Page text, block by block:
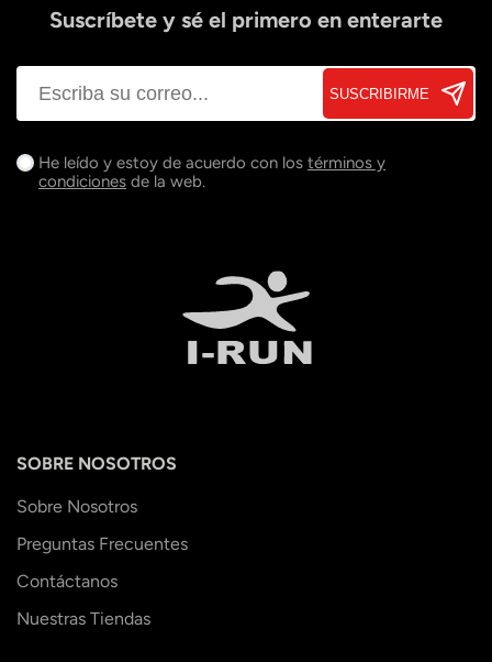
Suscríbete y sé el primero en enterarte
SUSCRIBIRME
He leído y estoy de acuerdo con los términos y
condiciones de la web.
SOBRE NOSOTROS
Sobre Nosotros
Preguntas Frecuentes
Contáctanos
Nuestras Tiendas